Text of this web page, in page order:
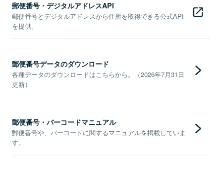
郵便番号・デジタルアドレスAPI
郵便番号とデジタルアドレスから住所を取得できる公式API
を提供。
郵便番号データのダウンロード
各種データのダウンロードはこちらから。（2026年7月31日
更新）
郵便番号・バーコードマニュアル
郵便番号や、バーコードに関するマニュアルを掲載していま
す。